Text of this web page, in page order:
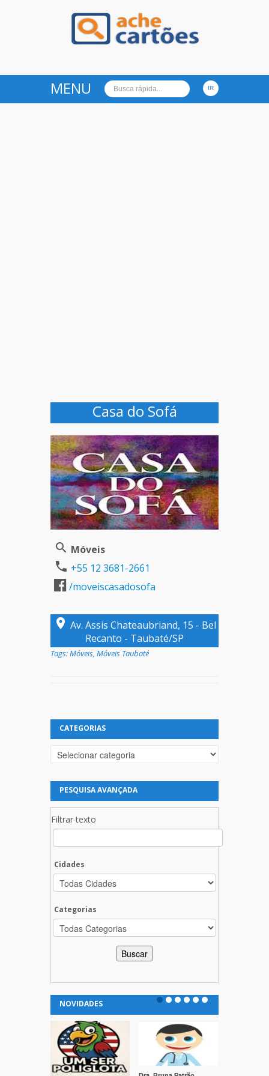
MENU
Casa do Sofá
Móveis
+55 12 3681-2661
/moveiscasadosofa
Av. Assis Chateaubriand, 15 - Bel
Recanto - Taubaté/SP
Tags:Móveis, Móveis Taubaté
CATEGORIAS
Categorias
PESQUISA AVANÇADA
Filtrar texto
Cidades
Categorias
NOVIDADES